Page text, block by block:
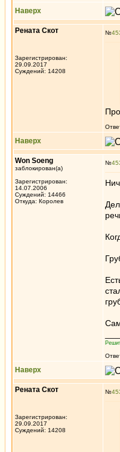
Наверх
Рената Скот
Зарегистрирован:
29.09.2017
Суждений: 14208
№
Наверх
Won Soeng
заблокирован(а)
Зарегистрирован:
14.07.2006
Суждений: 14466
Откуда: Королев
№
Наверх
Рената Скот
Зарегистрирован:
29.09.2017
Суждений: 14208
№